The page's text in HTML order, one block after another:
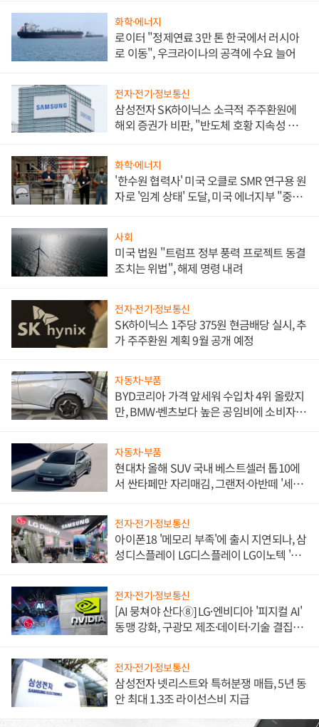
화학·에너지
로이터 "정제연료 3만 톤 한국에서 러시아
로 이동", 우크라이나의 공격에 수요 늘어
전자·전기·정보통신
삼성전자 SK하이닉스 소극적 주주환원에
해외 증권가 비판, "반도체 호황 지속성 의
화학·에너지
'한수원 협력사' 미국 오클로 SMR 연구용 원
자로 '임계 상태' 도달, 미국 에너지부 "중요
사회
미국 법원 "트럼프 정부 풍력 프로젝트 동결
조치는 위법", 해제 명령 내려
전자·전기·정보통신
SK하이닉스 1주당 375원 현금배당 실시, 추
가 주주환원 계획 9월 공개 예정
자동차·부품
BYD코리아 가격 앞세워 수입차 4위 올랐지
만, BMW·벤츠보다 높은 공임비에 소비자
자동차·부품
현대차 올해 SUV 국내 베스트셀러 톱10에
서 싼타페만 자리매김, 그랜저·아반떼 '세단
전자·전기·정보통신
아이폰18 '메모리 부족'에 출시 지연되나, 삼
성디스플레이 LG디스플레이 LG이노텍 '탈
전자·전기·정보통신
[AI 뭉쳐야 산다⑧] LG·엔비디아 '피지컬 AI'
동맹 강화, 구광모 제조·데이터·기술 결집
전자·전기·정보통신
삼성전자 넷리스트와 특허분쟁 매듭, 5년 동
안 최대 1.3조 라이선스비 지급